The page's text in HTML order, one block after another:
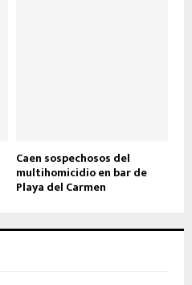
Caen sospechosos del
multihomicidio en bar de
Playa del Carmen